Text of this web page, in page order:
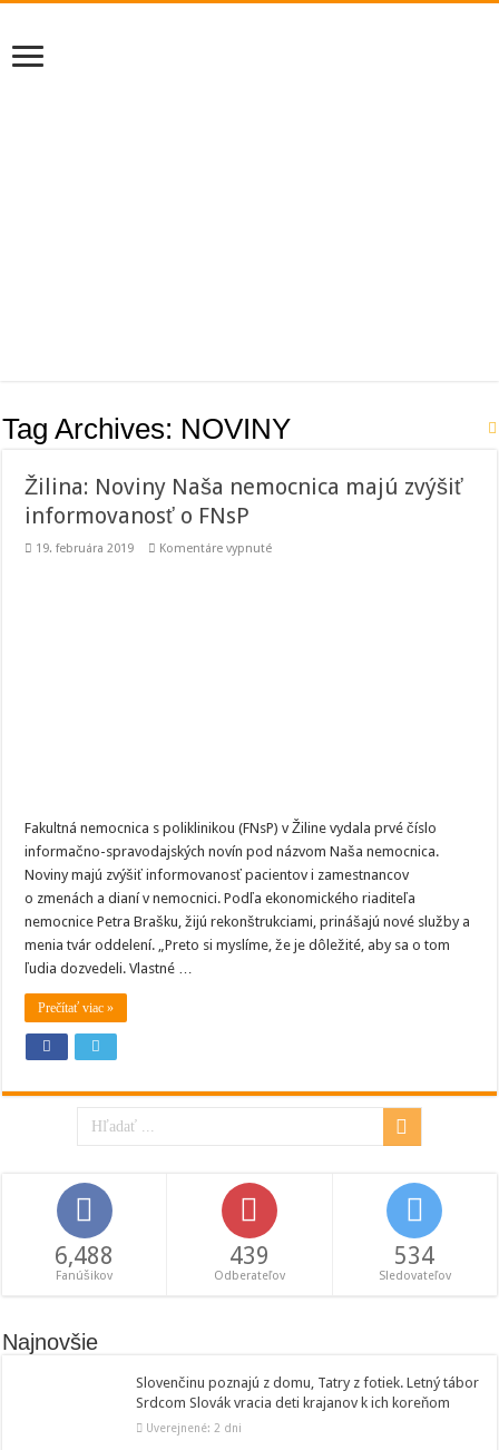
Tag Archives: NOVINY
Žilina: Noviny Naša nemocnica majú zvýšiť
informovanosť o FNsP
19. februára 2019 Komentáre vypnuténa
Fakultná nemocnica s poliklinikou (FNsP) v Žiline vydala prvé číslo
informačno-spravodajských novín pod názvom Naša nemocnica.
Noviny majú zvýšiť informovanosť pacientov i zamestnancov
o zmenách a dianí v nemocnici. Podľa ekonomického riaditeľa
nemocnice Petra Brašku, žijú rekonštrukciami, prinášajú nové služby a
menia tvár oddelení. „Preto si myslíme, že je dôležité, aby sa o tom
ľudia dozvedeli. Vlastné …
Prečítať viac »
6,488
Fanúšikov
439
Odberateľov
534
Sledovateľov
Najnovšie
Slovenčinu poznajú z domu, Tatry z fotiek. Letný tábor
Srdcom Slovák vracia deti krajanov k ich koreňom
Uverejnené: 2 dni